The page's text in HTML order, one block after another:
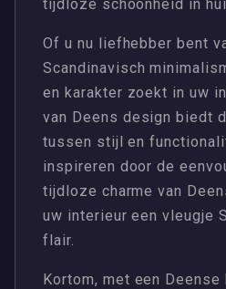
tijdloze schoonheid in
Of u nu liefhebber bent
Scandinavisch
en karakter zoekt in uw
van Deens design biedt
tussen stijl en
inspireren door de
tijdloze charme van
uw interieur een vleugje
flair.
Kortom, met een